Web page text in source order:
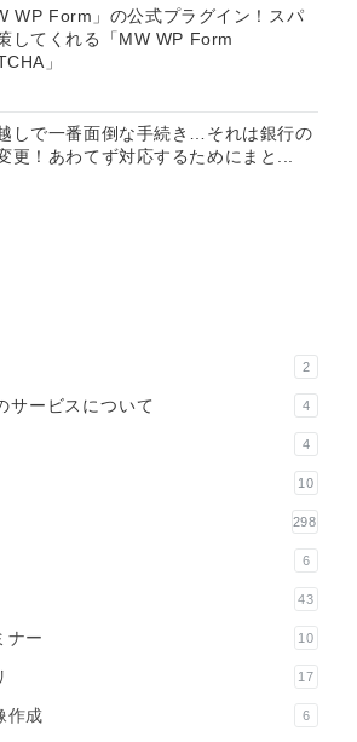
WP Form」の公式プラグイン！スパ
してくれる「MW WP Form
」
しで一番面倒な手続き…それは銀行の
更！あわてず対応するためにまと...
2
サービスについて 4
4
10
298
6
43
ナー 10
17
作成 6